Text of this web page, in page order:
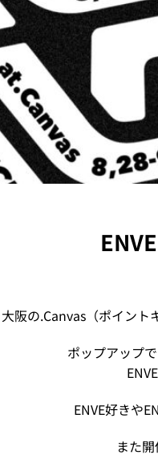
大阪の.Canvas（ポイント
ポップアップ
ENVE好きや
また